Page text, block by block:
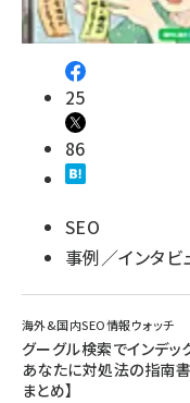
25
86
SEO
事例／インタビ
海外&国内SEO情報ウォッチ
グーグル検索でインデッ
あなたに対処法の指南
まとめ】